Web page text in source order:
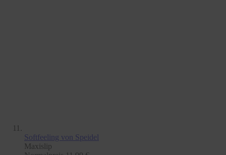
Softfeeling von Speidel
Maxislip